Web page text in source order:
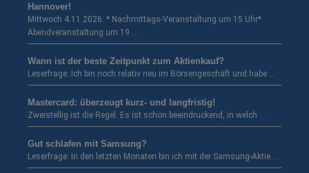
Hannover!
Mittwoch 4.11.2026: * Nachmittags-Veranstaltung um 15 Uhr*
Abendveranstaltung um 19 …
Wann ist der beste Zeitpunkt zum Aktienkauf?
Leserfrage: Ich bin noch relativ neu im Börsengeschäft und habe …
Mastercard: überzeugt kurz- und langfristig!
Zweistellig ist die Regel. Es ist schon beeindruckend, in welch …
Gut schlafen mit Samsung?
Leserfrage: In den letzten Monaten bin ich mit der Samsung-Aktie …